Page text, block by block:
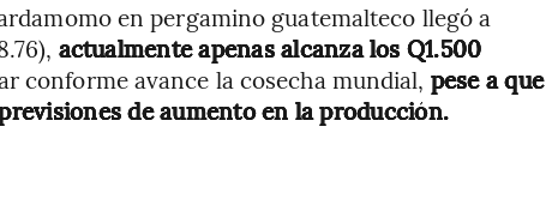
en pergamino guatemalteco llegó a
actualmente apenas alcanza los Q1.500
conforme avance la cosecha mundial, pese a que
de aumento en la producción.